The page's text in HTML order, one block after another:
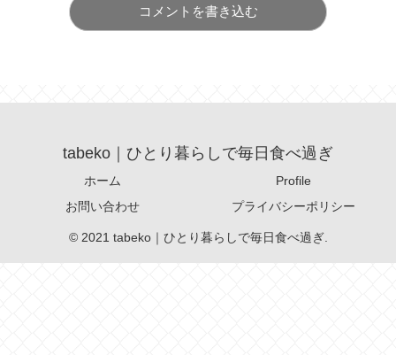
コメントを書き込む
tabeko｜ひとり暮らしで毎日食べ過ぎ
ホーム
Profile
お問い合わせ
プライバシーポリシー
© 2021 tabeko｜ひとり暮らしで毎日食べ過ぎ.